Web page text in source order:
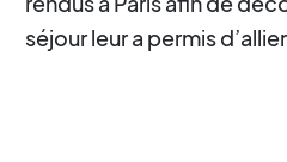
séjour leur a permis